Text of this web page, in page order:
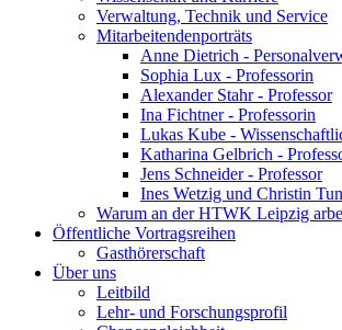
Verwaltung, Technik und Service
Mitarbeitendenporträts
Anne Dietrich -
Sophia Lux - Professorin
Alexander Stahr - Professor
Ina Fichtner - Professorin
Lukas Kube -
Katharina Gelbrich -
Jens Schneider - Professor
Ines Wetzig und Christin
Warum an der HTWK Leipzig
Öffentliche Vortragsreihen
Gasthörerschaft
Über uns
Leitbild
Lehr- und Forschungsprofil